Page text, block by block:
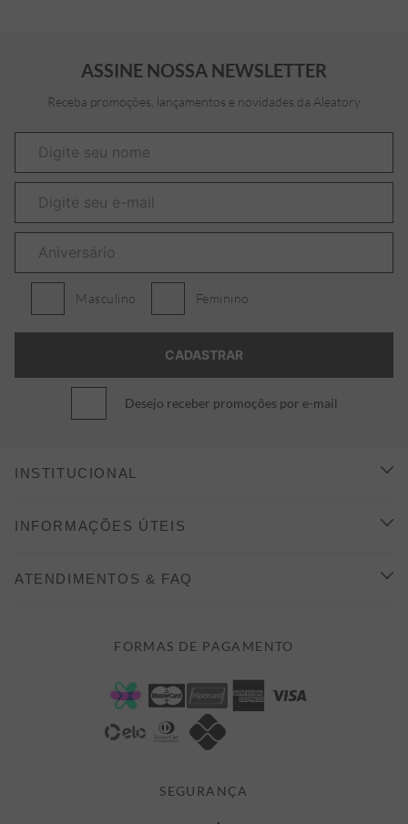
ASSINE NOSSA NEWSLETTER
Receba promoções, lançamentos e novidades da Aleatory
Masculino Feminino
Desejo receber promoções por e-mail
INSTITUCIONAL
CONHEÇA A ALEATORY
INFORMAÇÕES ÚTEIS
FORMAS DE PAGAMENTO
POLÍTICA DE PRIVACIDADE
ATENDIMENTOS & FAQ
ATENDIMENTO@ALEATORYSTORE.COM.BR
FORMAS DE PAGAMENTO
SEGURANÇA